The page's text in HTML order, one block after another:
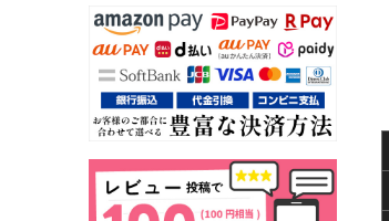
セフィーロ